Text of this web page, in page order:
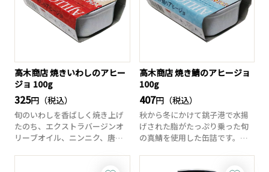
高木商店 焼きいわしのアヒー
ジョ 100g
325円（税込）
旬のいわしを香ばしく焼き上げ
たのち、エクストラバージンオ
リーブオイル、ニンニク、唐辛
高木商店 焼き鯖のアヒージョ
100g
407円（税込）
秋から冬にかけて銚子港で水揚
げされた脂がたっぷり乗った旬
の真鯖を使用した缶詰です。オ